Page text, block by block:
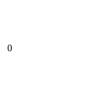
0